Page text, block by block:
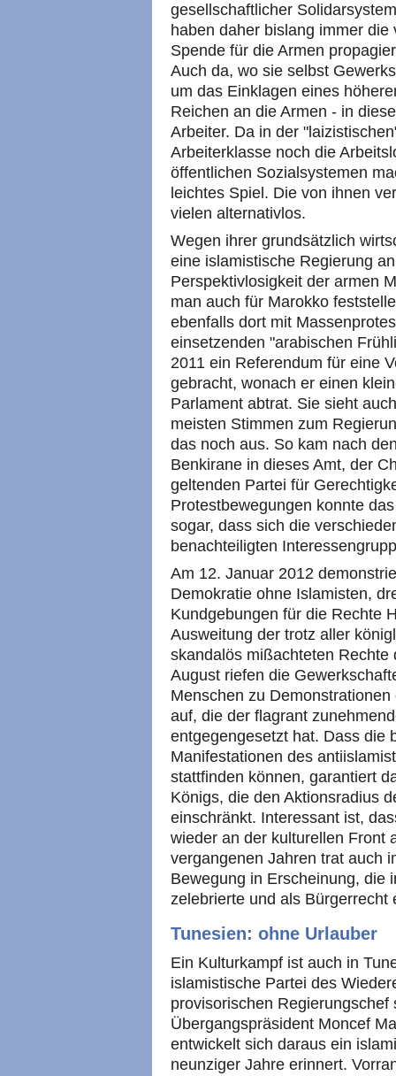
gesellschaftlicher
haben daher bislang immer
Spende für die Armen
Auch da, wo sie selbst
um das Einklagen eines
Reichen an die Armen - in
Arbeiter. Da in der
Arbeiterklasse noch die
öffentlichen Sozialsystemen
leichtes Spiel. Die von ihnen
vielen alternativlos.
Wegen ihrer grundsätzlich
eine islamistische Regierung
Perspektivlosigkeit der armen
man auch für Marokko
ebenfalls dort mit
einsetzenden "arabischen
2011 ein Referendum für eine
gebracht, wonach er einen
Parlament abtrat. Sie sieht
meisten Stimmen zum
das noch aus. So kam nach
Benkirane in dieses Amt, der
geltenden Partei für
Protestbewegungen konnte
sogar, dass sich die
benachteiligten
Am 12. Januar 2012
Demokratie ohne Islamisten,
Kundgebungen für die Rechte
Ausweitung der trotz aller
skandalös mißachteten
August riefen die
Menschen zu
auf, die der flagrant
entgegengesetzt hat. Dass die
Manifestationen des
stattfinden können, garantiert
Königs, die den Aktionsradius
einschränkt. Interessant ist,
wieder an der kulturellen Front
vergangenen Jahren trat auch
Bewegung in Erscheinung, die
zelebrierte und als Bürgerrecht
Tunesien: ohne Urlauber
Ein Kulturkampf ist auch in
islamistische Partei des
provisorischen
Übergangspräsident Moncef
entwickelt sich daraus ein
neunziger Jahre erinnert.